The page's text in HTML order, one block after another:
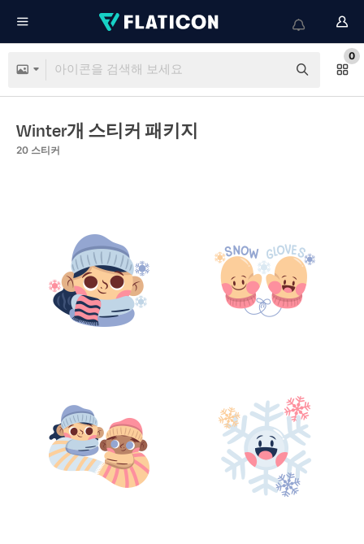
0
Winter개 스티커 패키지
20 스티커